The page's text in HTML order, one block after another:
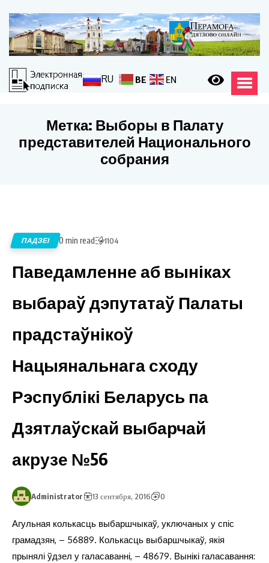
RU BE EN
Метка: Выборы в Палату
представителей Национального
собрания
ПАДЗЕІ 0 min read 1104
Паведамленне аб выніках
выбараў дэпутатаў Палаты
прадстаўнікоў
Нацыянальнага сходу
Рэспублікі Беларусь па
Дзятлаўскай выбарчай
акрузе №56
Administrator 13 сентября, 2016 0
Агульная колькасць выбаршчыкаў, уключаных у спіс
грамадзян, – 56889. Колькасць выбаршчыкаў, якія
прынялі ўдзел у галасаванні, – 48679. Вынікі галасавання: